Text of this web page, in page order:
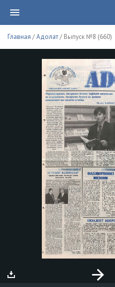
Главная /Адолат/ Выпуск №8 (660)